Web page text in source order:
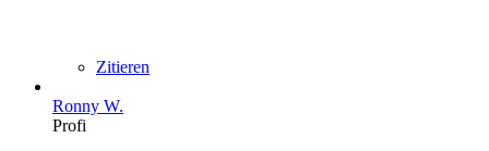
Zitieren
Ronny W.
Profi